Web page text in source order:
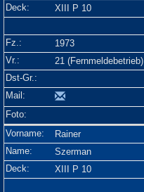
XIII P 10
1973
21 (Fernmeldebetrieb)
Rainer
Szerman
XIII P 10